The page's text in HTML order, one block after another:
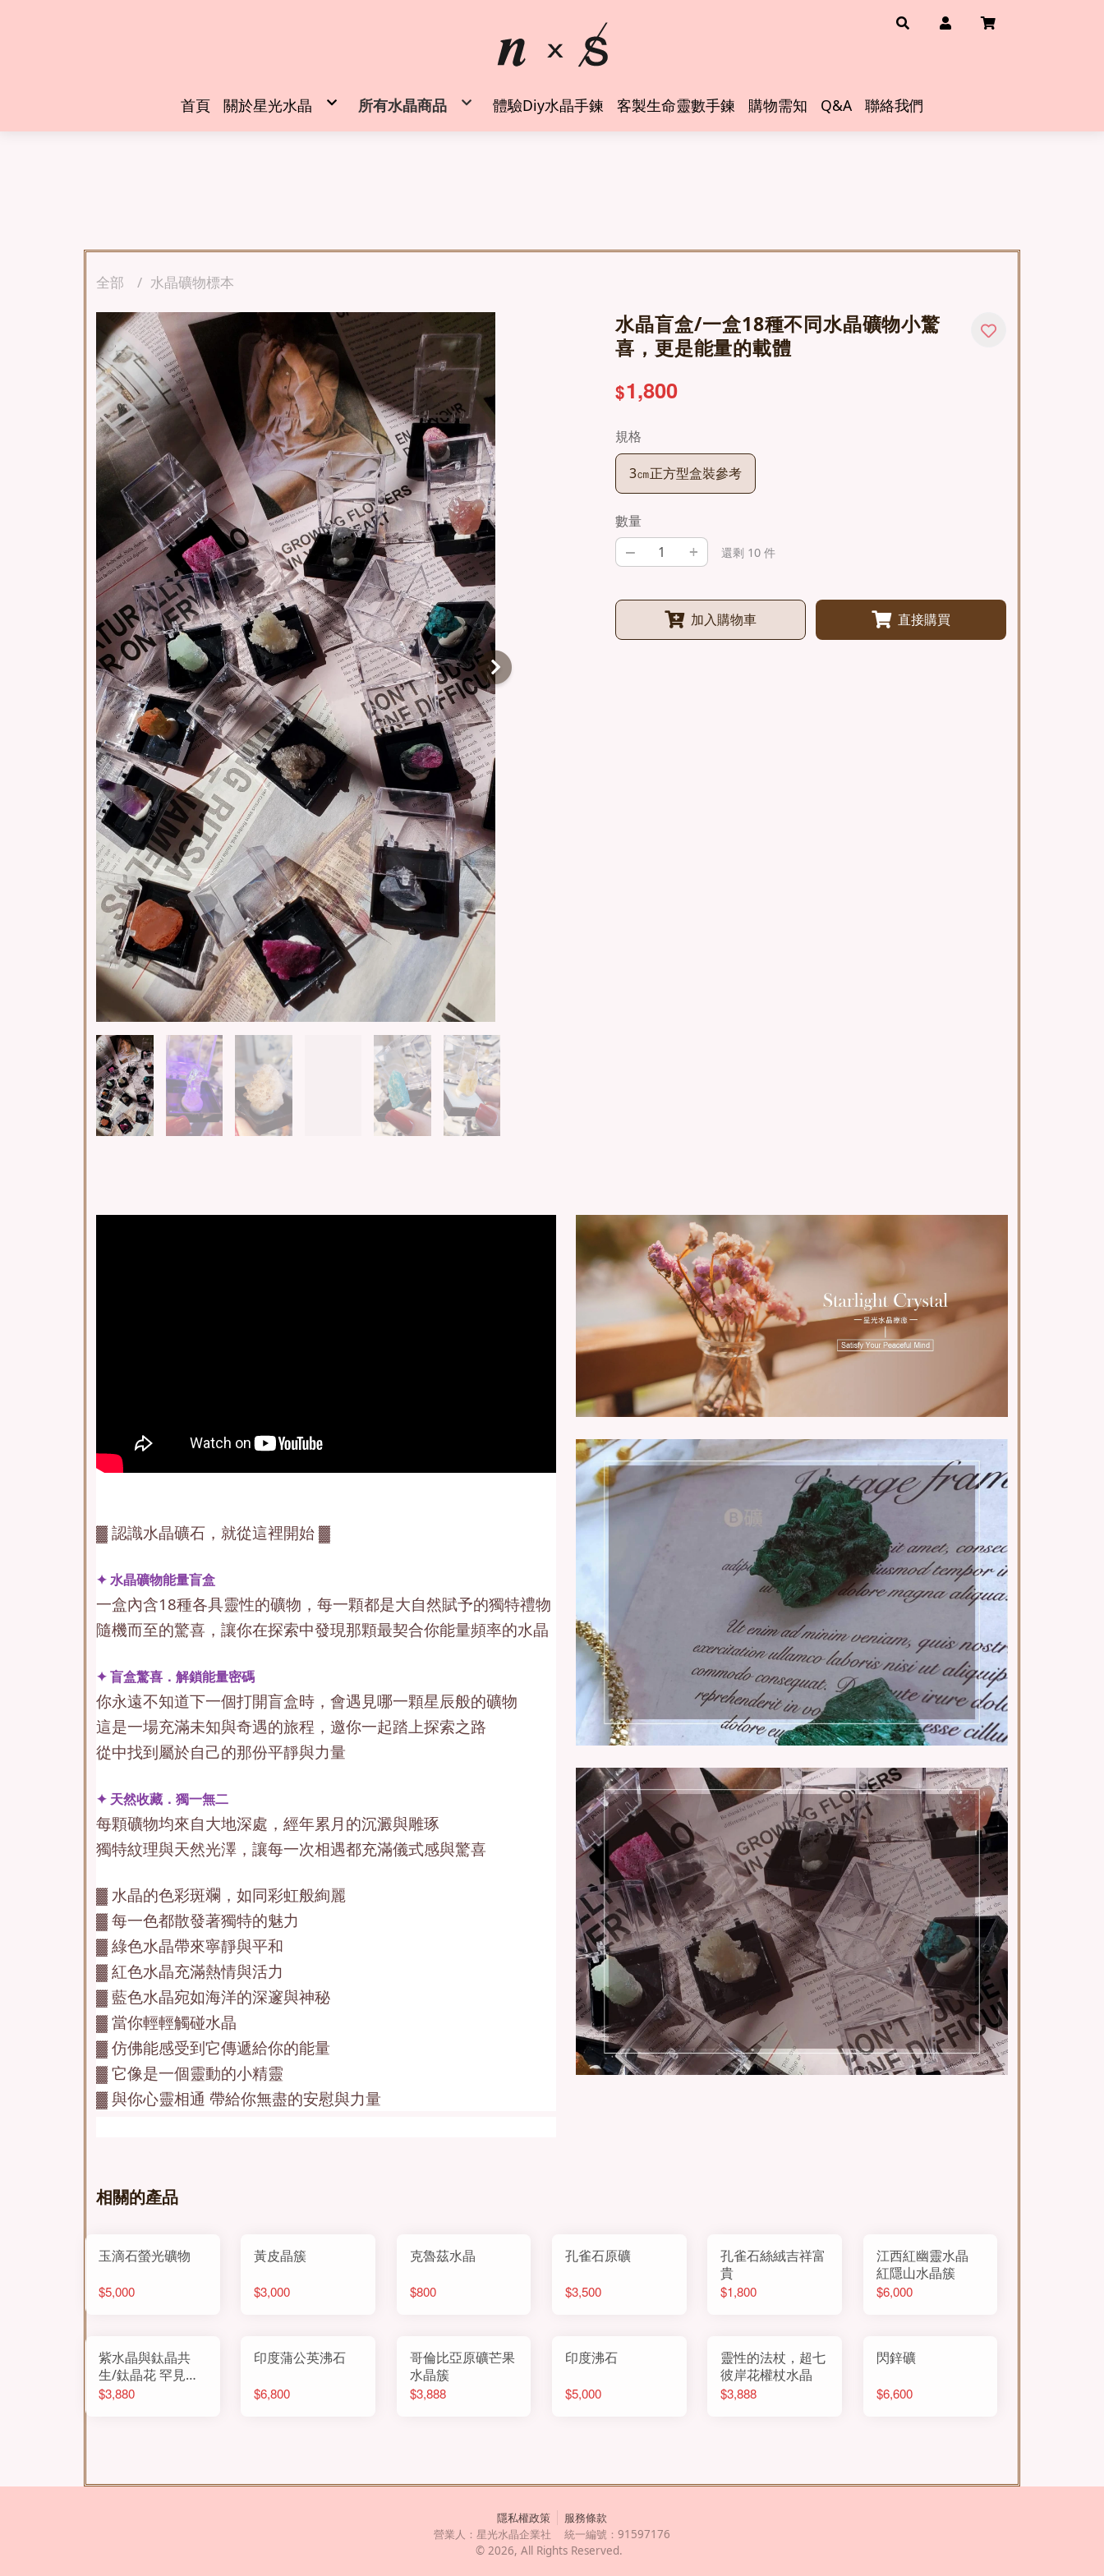
首頁 關於星光水晶 所有水晶商品 體驗Diy水晶手鍊 客製生命靈數手鍊 購物需知 Q&A 聯絡我們
水晶盲盒/一盒18種不同水晶礦物小驚
喜，更是能量的載體
$1,800
規格
3㎝正方型盒裝參考
數量
– + 還剩 10 件
加入購物車 直接購買
▓ 認識水晶礦石，就從這裡開始 ▓
✦ 水晶礦物能量盲盒
一盒內含18種各具靈性的礦物，每一顆都是大自然賦予的獨特禮物
隨機而至的驚喜，讓你在探索中發現那顆最契合你能量頻率的水晶
✦ 盲盒驚喜．解鎖能量密碼
你永遠不知道下一個打開盲盒時，會遇見哪一顆星辰般的礦物
這是一場充滿未知與奇遇的旅程，邀你一起踏上探索之路
從中找到屬於自己的那份平靜與力量
✦ 天然收藏．獨一無二
每顆礦物均來自大地深處，經年累月的沉澱與雕琢
獨特紋理與天然光澤，讓每一次相遇都充滿儀式感與驚喜
▓ 水晶的色彩斑斕，如同彩虹般絢麗
▓ 每一色都散發著獨特的魅力
▓ 綠色水晶帶來寧靜與平和
▓ 紅色水晶充滿熱情與活力
▓ 藍色水晶宛如海洋的深邃與神秘
▓ 當你輕輕觸碰水晶
▓ 仿佛能感受到它傳遞給你的能量
▓ 它像是一個靈動的小精靈
▓ 與你心靈相通 帶給你無盡的安慰與力量
相關的產品
玉滴石螢光礦物
$5,000
黃皮晶簇
$3,000
克魯茲水晶
$800
孔雀石原礦
$3,500
孔雀石絲絨吉祥富
貴
$1,800
江西紅幽靈水晶
紅隱山水晶簇
$6,000
紫水晶與鈦晶共
生/鈦晶花 罕見多
頭共生
$3,880
印度蒲公英沸石
$6,800
哥倫比亞原礦芒果
水晶簇
$3,888
印度沸石
$5,000
靈性的法杖，超七
彼岸花權杖水晶
$3,888
閃鋅礦
$6,600
全部 水晶礦物標本
隱私權政策
服務條款
營業人： 星光水晶企業社 統一編號： 91597176
© 2026, All Rights Reserved.